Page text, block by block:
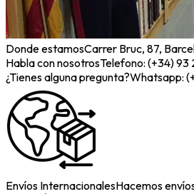
Donde estamosCarrer Bruc, 87,
Habla con nosotrosTelefono: (+34) 93
¿Tienes alguna pregunta?Whatsapp:
Envíos InternacionalesHacemos